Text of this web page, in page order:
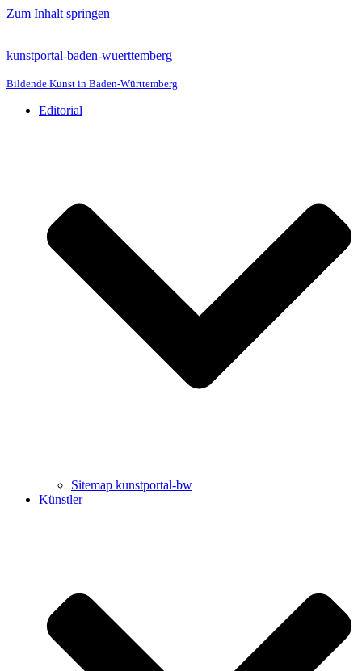
Zum Inhalt springen
kunstportal-baden-wuerttemberg
Bildende Kunst in Baden-Württemberg
Editorial
Sitemap kunstportal-bw
Künstler